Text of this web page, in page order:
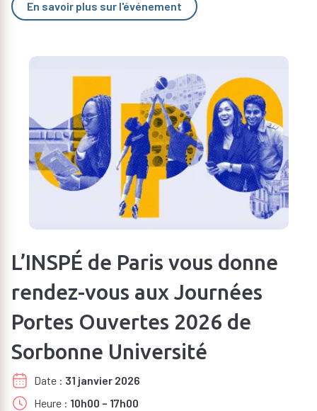
En savoir plus sur l'événement
L’INSPÉ de Paris vous donne
rendez-vous aux Journées
Portes Ouvertes 2026 de
Sorbonne Université
Date
31 janvier 2026
Heure
10h00 – 17h00